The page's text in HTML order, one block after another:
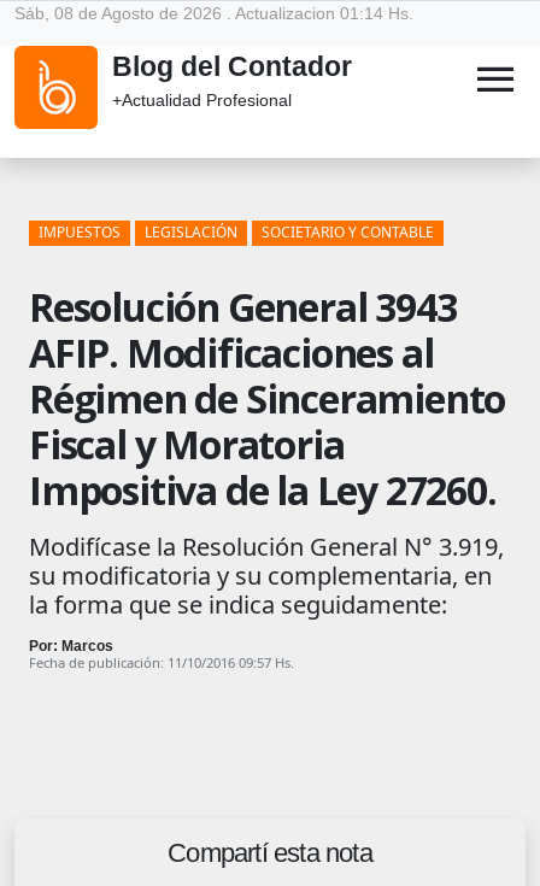
Sáb, 08 de Agosto de 2026 . Actualizacion 01:14 Hs.
Blog del Contador
+Actualidad Profesional menu
IMPUESTOS LEGISLACIÓN SOCIETARIO Y CONTABLE
Resolución General 3943
AFIP. Modificaciones al
Régimen de Sinceramiento
Fiscal y Moratoria
Impositiva de la Ley 27260.
Modifícase la Resolución General N° 3.919,
su modificatoria y su complementaria, en
la forma que se indica seguidamente:
Por: Marcos
Fecha de publicación: 11/10/2016 09:57 Hs.
Compartí esta nota